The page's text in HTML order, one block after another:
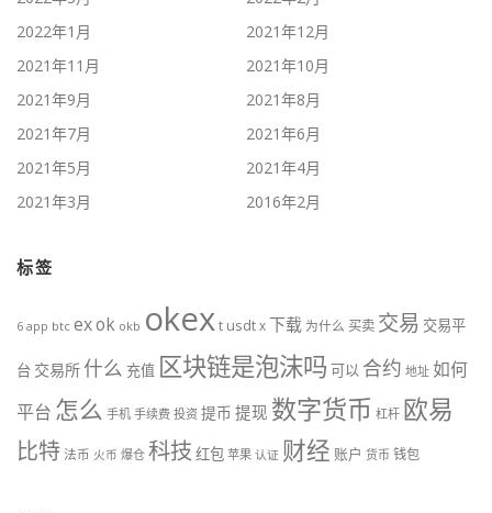
2022年1月
2021年12月
2021年11月
2021年10月
2021年9月
2021年8月
2021年7月
2021年6月
2021年5月
2021年4月
2021年3月
2016年2月
标签
6 app btc exok okb okext usdtx下载 为什么 买卖 交易 交易平
台 交易所 什么 充值 区块链是泡沫吗 可以 合约 地址 如何
平台 怎么 手机 手续费 投资 提币 提现 数字货币 杠杆 欧易
比特法币 火币 爆仓 科技 红包 苹果 认证 财经 账户 货币 钱包